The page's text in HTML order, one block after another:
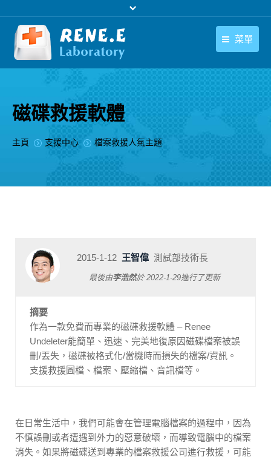
菜單
下載中心
支援中心
繁體中文
繁體中文
磁碟救援軟體
您在此处：
主頁 支援中心 檔案救援人氣主題
2015-1-12 王智偉 測試部技術長
最後由李浩然於2022-1-29進行了更新
摘要
作為一款免費而專業的磁碟救援軟體 – Renee
Undeleter能簡單、迅速、完美地復原因磁碟檔案被誤
刪/丟失，磁碟被格式化/當機時而損失的檔案/資訊。
支援救援圖檔、檔案、壓縮檔、音訊檔等。
在日常生活中，我們可能會在管理電腦檔案的過程中，因為
不慎誤刪或者遭遇到外力的惡意破壞，而導致電腦中的檔案
消失。如果將磁碟送到專業的檔案救援公司進行救援，可能